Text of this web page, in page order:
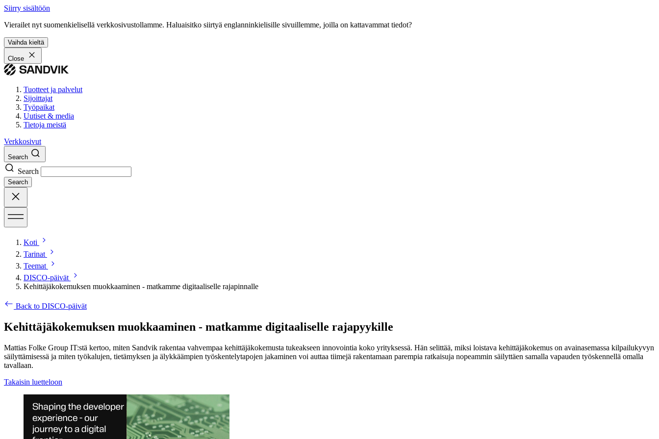
Siirry sisältöön
Vierailet nyt suomenkielisellä verkkosivustollamme. Haluaisitko siirtyä englanninkielisille sivuillemme, joilla on kattavammat tiedot?
Vaihda kieltä
Close
Tuotteet ja palvelut
Sijoittajat
Työpaikat
Uutiset & media
Tietoja meistä
Verkkosivut
Search
Search
Search
Koti
Tarinat
Teemat
DISCO-päivät
Kehittäjäkokemuksen muokkaaminen - matkamme digitaaliselle rajapinnalle
Back to DISCO-päivät
Kehittäjäkokemuksen muokkaaminen - matkamme digitaaliselle rajapyykille
Mattias Folke Group IT:stä kertoo, miten Sandvik rakentaa vahvempaa kehittäjäkokemusta tukeakseen innovointia koko yrityksessä. Hän selittää, miksi loistava kehittäjäkokemus on avainasemassa kilpailukyvyn
säilyttämisessä ja miten työkalujen, tietämyksen ja älykkäämpien työskentelytapojen jakaminen voi auttaa tiimejä rakentamaan parempia ratkaisuja nopeammin säilyttäen samalla vapauden työskennellä omalla
tavallaan.
Takaisin luetteloon